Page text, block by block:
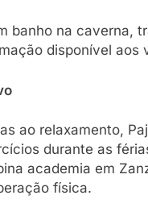
banho na caverna,
disponível aos
ao relaxamento,
durante as
academia em
física.